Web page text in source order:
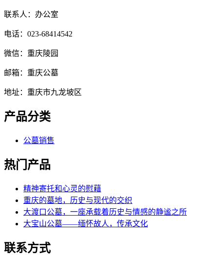
联系人：办公室
电话：023-68414542
微信：重庆陵园
邮箱：重庆公墓
地址：重庆市九龙坡区
产品分类
公墓销售
热门产品
精神寄托和心灵的慰藉
重庆的墓地，历史与现代的交织
大渡口公墓，一座承载着历史与情感的静谧之所
大宝山公墓——缅怀故人，传承文化
联系方式